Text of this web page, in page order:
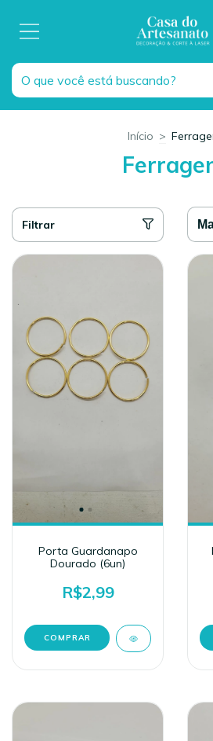
Início >
Filtrar
Porta Guardanapo
Dourado (6un)
R$2,99